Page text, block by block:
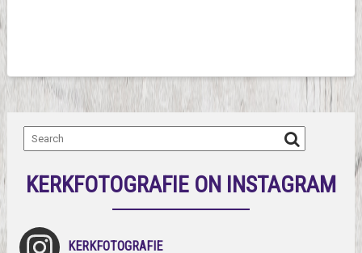
KERKFOTOGRAFIE ON INSTAGRAM
KERKFOTOGRAFIE